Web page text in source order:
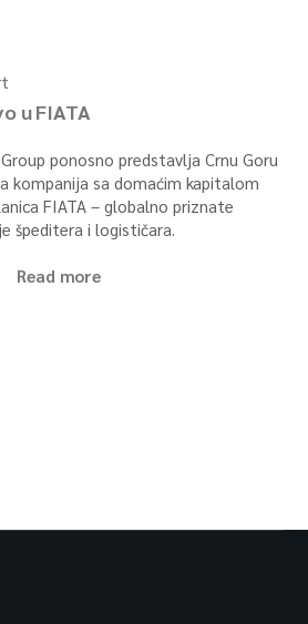
u FIATA
ponosno predstavlja Crnu Goru
kompanija sa domaćim kapitalom
FIATA – globalno priznate
špeditera i logističara.
Read more